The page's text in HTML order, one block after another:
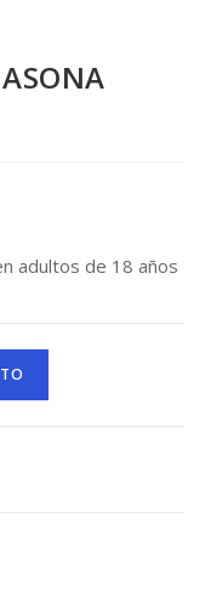
adultos de 18 años